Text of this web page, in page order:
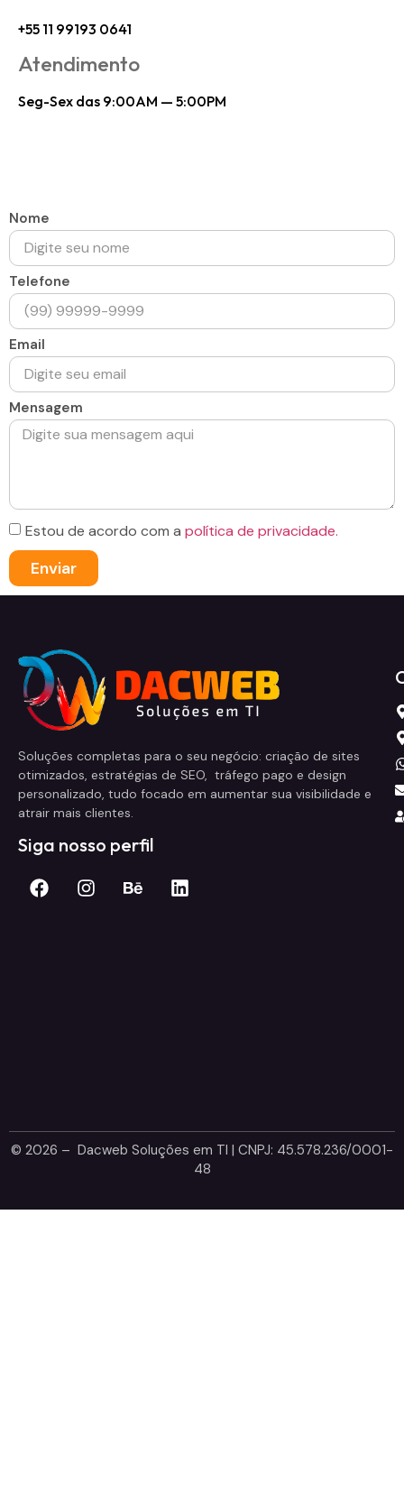
+55 11 99193 0641
Atendimento
Seg-Sex das 9:00AM — 5:00PM
Nome
Telefone
Email
Mensagem
Estou de acordo com a política de privacidade.
Enviar
Soluções completas para o seu negócio: criação de sites
otimizados, estratégias de SEO, tráfego pago e design
personalizado, tudo focado em aumentar sua visibilidade e
atrair mais clientes.
Siga nosso perfil
© 2026 – Dacweb Soluções em TI | CNPJ: 45.578.236/0001-
48